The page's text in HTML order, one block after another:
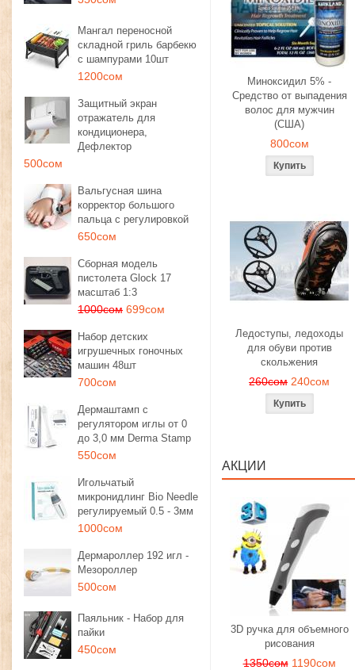
Мангал переносной
складной гриль барбекю
с шампурами 10шт
1200сом
Защитный экран
отражатель для
кондиционера,
Дефлектор
500сом
Вальгусная шина
корректор большого
пальца с регулировкой
650сом
Сборная модель
пистолета Glock 17
масштаб 1:3
1000сом 699сом
Набор детских
игрушечных гоночных
машин 48шт
700сом
Дермаштамп с
регулятором иглы от 0
до 3,0 мм Derma Stamp
550сом
Игольчатый
микронидлинг Bio Needle
регулируемый 0.5 - 3мм
1000сом
Дермароллер 192 игл -
Мезороллер
500сом
Паяльник - Набор для
пайки
450сом
Миноксидил 5% -
Средство от выпадения
волос для мужчин
(США)
800сом
Ледоступы, ледоходы
для обуви против
скольжения
260сом 240сом
АКЦИИ
3D ручка для объемного
рисования
1350сом 1190сом